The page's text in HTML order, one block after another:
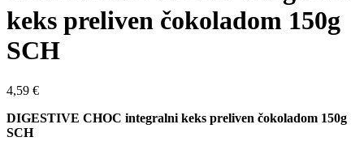
keks preliven čokoladom 150g
SCH
4,59 €
DIGESTIVE CHOC integralni keks preliven čokoladom 150g
SCH